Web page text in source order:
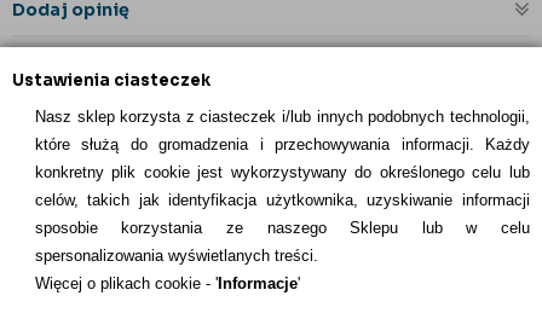
Ustawienia ciasteczek
Nasz sklep korzysta z ciasteczek i/lub innych podobnych technologii,
które służą do gromadzenia i przechowywania informacji. Każdy
konkretny plik cookie jest wykorzystywany do określonego celu lub
celów, takich jak identyfikacja użytkownika, uzyskiwanie informacji
sposobie korzystania ze naszego Sklepu lub w celu
spersonalizowania wyświetlanych treści.
Więcej o plikach cookie - 'Informacje'
Dodaj opinię
INFORMACJE KONTAKTOWE
Informacje